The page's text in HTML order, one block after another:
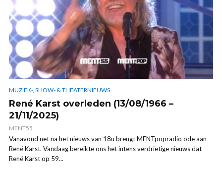
MUZIEK-, SHOW- & THEATERNIEUWS
René Karst overleden (13/08/1966 –
21/11/2025)
MENT55
Vanavond net na het nieuws van 18u brengt MENTpopradio ode aan
René Karst. Vandaag bereikte ons het intens verdrietige nieuws dat
René Karst op 59...